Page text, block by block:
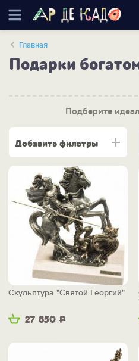
Главная
Подарки
Подберите
Добавить фильтры
27 850 Р
Скульптура "Святой Георгий"